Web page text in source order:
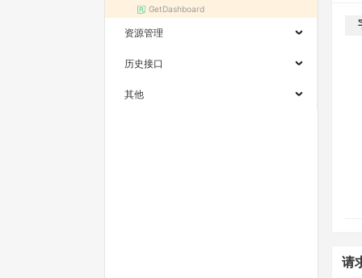
GetDashboard
资源管理
历史接口
其他
请